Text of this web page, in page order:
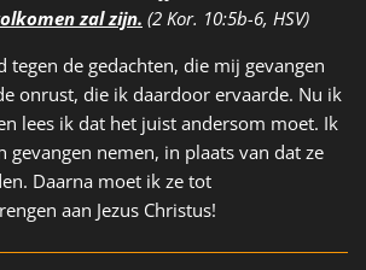
zal zijn. (2 Kor. 10:5b-6, HSV)
tegen de gedachten, die mij gevangen
onrust, die ik daardoor ervaarde. Nu ik
lees ik dat het juist andersom moet. Ik
gevangen nemen, in plaats van dat ze
Daarna moet ik ze tot
aan Jezus Christus!